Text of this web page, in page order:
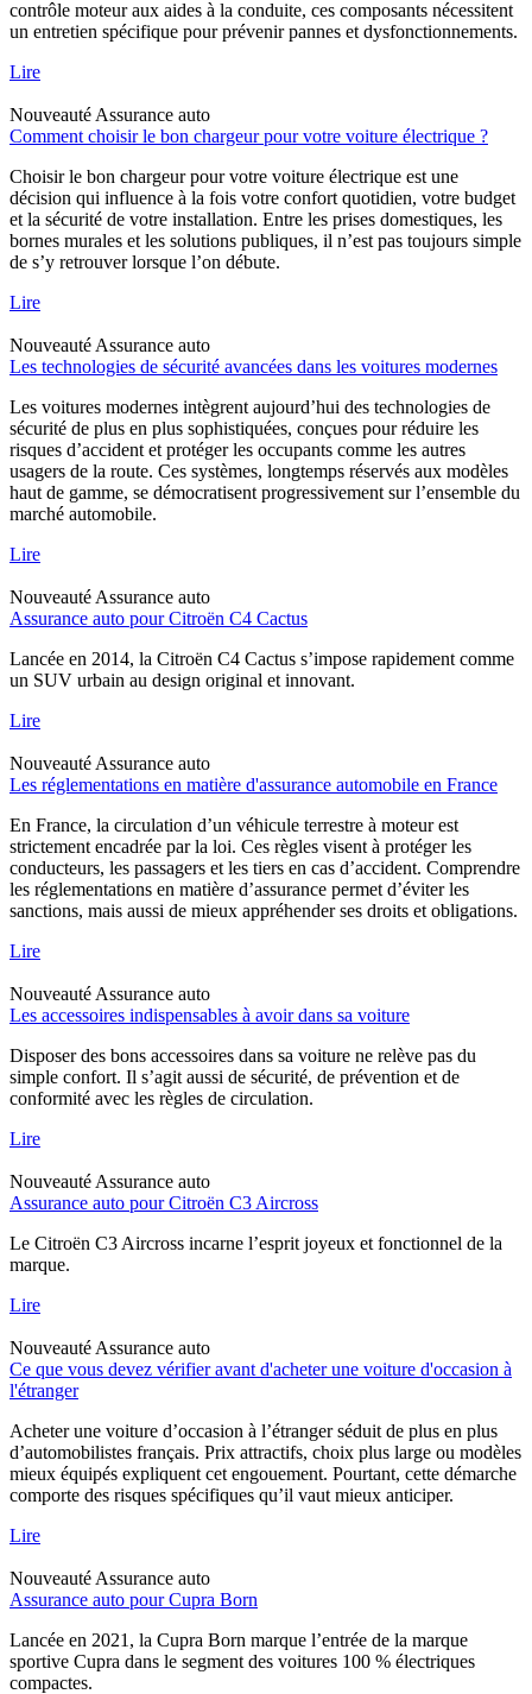
contrôle moteur aux aides à la conduite, ces composants nécessitent
un entretien spécifique pour prévenir pannes et dysfonctionnements.
Lire
Nouveauté Assurance auto
Comment choisir le bon chargeur pour votre voiture électrique ?
Choisir le bon chargeur pour votre voiture électrique est une
décision qui influence à la fois votre confort quotidien, votre budget
et la sécurité de votre installation. Entre les prises domestiques, les
bornes murales et les solutions publiques, il n’est pas toujours simple
de s’y retrouver lorsque l’on débute.
Lire
Nouveauté Assurance auto
Les technologies de sécurité avancées dans les voitures modernes
Les voitures modernes intègrent aujourd’hui des technologies de
sécurité de plus en plus sophistiquées, conçues pour réduire les
risques d’accident et protéger les occupants comme les autres
usagers de la route. Ces systèmes, longtemps réservés aux modèles
haut de gamme, se démocratisent progressivement sur l’ensemble du
marché automobile.
Lire
Nouveauté Assurance auto
Assurance auto pour Citroën C4 Cactus
Lancée en 2014, la Citroën C4 Cactus s’impose rapidement comme
un SUV urbain au design original et innovant.
Lire
Nouveauté Assurance auto
Les réglementations en matière d'assurance automobile en France
En France, la circulation d’un véhicule terrestre à moteur est
strictement encadrée par la loi. Ces règles visent à protéger les
conducteurs, les passagers et les tiers en cas d’accident. Comprendre
les réglementations en matière d’assurance permet d’éviter les
sanctions, mais aussi de mieux appréhender ses droits et obligations.
Lire
Nouveauté Assurance auto
Les accessoires indispensables à avoir dans sa voiture
Disposer des bons accessoires dans sa voiture ne relève pas du
simple confort. Il s’agit aussi de sécurité, de prévention et de
conformité avec les règles de circulation.
Lire
Nouveauté Assurance auto
Assurance auto pour Citroën C3 Aircross
Le Citroën C3 Aircross incarne l’esprit joyeux et fonctionnel de la
marque.
Lire
Nouveauté Assurance auto
Ce que vous devez vérifier avant d'acheter une voiture d'occasion à
l'étranger
Acheter une voiture d’occasion à l’étranger séduit de plus en plus
d’automobilistes français. Prix attractifs, choix plus large ou modèles
mieux équipés expliquent cet engouement. Pourtant, cette démarche
comporte des risques spécifiques qu’il vaut mieux anticiper.
Lire
Nouveauté Assurance auto
Assurance auto pour Cupra Born
Lancée en 2021, la Cupra Born marque l’entrée de la marque
sportive Cupra dans le segment des voitures 100 % électriques
compactes.